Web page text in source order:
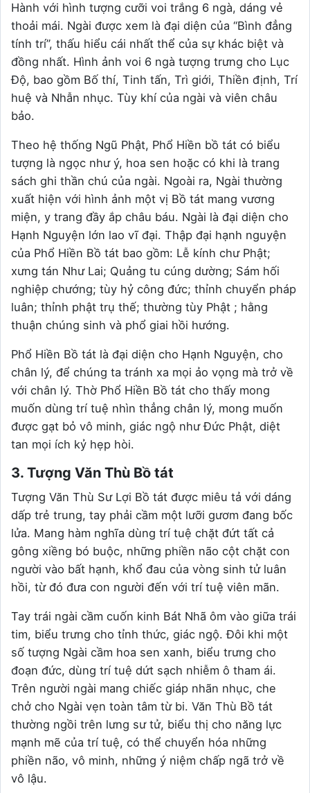
Hành với hình tượng cưỡi voi trắng 6 ngà, dáng vẻ
thoải mái. Ngài được xem là đại diện của “Bình đẳng
tính trí”, thấu hiểu cái nhất thể của sự khác biệt và
đồng nhất. Hình ảnh voi 6 ngà tượng trưng cho Lục
Độ, bao gồm Bố thí, Tinh tấn, Trì giới, Thiền định, Trí
huệ và Nhẫn nhục. Tùy khí của ngài và viên châu
bảo.
Theo hệ thống Ngũ Phật, Phổ Hiền bồ tát có biểu
tượng là ngọc như ý, hoa sen hoặc có khi là trang
sách ghi thần chú của ngài. Ngoài ra, Ngài thường
xuất hiện với hình ảnh một vị Bồ tát mang vương
miện, y trang đầy ắp châu báu. Ngài là đại diện cho
Hạnh Nguyện lớn lao vĩ đại. Thập đại hạnh nguyện
của Phổ Hiền Bồ tát bao gồm: Lễ kính chư Phật;
xưng tán Như Lai; Quảng tu cúng dường; Sám hối
nghiệp chướng; tùy hỷ công đức; thỉnh chuyển pháp
luân; thỉnh phật trụ thế; thường tùy Phật ; hằng
thuận chúng sinh và phổ giai hồi hướng.
Phổ Hiền Bồ tát là đại diện cho Hạnh Nguyện, cho
chân lý, để chúng ta tránh xa mọi ảo vọng mà trở về
với chân lý. Thờ Phổ Hiền Bồ tát cho thấy mong
muốn dùng trí tuệ nhìn thẳng chân lý, mong muốn
được gạt bỏ vô minh, giác ngộ như Đức Phật, diệt
tan mọi ích kỷ hẹp hòi.
3. Tượng Văn Thù Bồ tát
Tượng Văn Thù Sư Lợi Bồ tát được miêu tả với dáng
dấp trẻ trung, tay phải cầm một lưỡi gươm đang bốc
lửa. Mang hàm nghĩa dùng trí tuệ chặt đứt tất cả
gông xiềng bó buộc, những phiền não cột chặt con
người vào bất hạnh, khổ đau của vòng sinh tử luân
hồi, từ đó đưa con người đến với trí tuệ viên mãn.
Tay trái ngài cầm cuốn kinh Bát Nhã ôm vào giữa trái
tim, biểu trưng cho tỉnh thức, giác ngộ. Đôi khi một
số tượng Ngài cầm hoa sen xanh, biểu trưng cho
đoạn đức, dùng trí tuệ dứt sạch nhiễm ô tham ái.
Trên người ngài mang chiếc giáp nhãn nhục, che
chở cho Ngài vẹn toàn tâm từ bi. Văn Thù Bồ tát
thường ngồi trên lưng sư tử, biểu thị cho năng lực
mạnh mẽ của trí tuệ, có thể chuyển hóa những
phiền não, vô minh, những ý niệm chấp ngã trở về
vô lậu.